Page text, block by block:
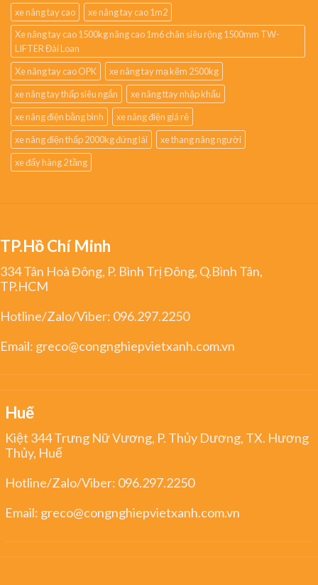
xe nâng tay cao
xe nâng tay cao 1m2
Xe nâng tay cao 1500kg nâng cao 1m6 chân siêu rộng 1500mm TW-
LIFTER Đài Loan
Xe nâng tay cao OPK
xe nâng tay mạ kẽm 2500kg
xe nâng tay thấp siêu ngắn
xe nâng ttay nhập khẩu
xe nâng điện bằng bình
xe nâng điện giá rẻ
xe nâng điện thấp 2000kg đứng lái
xe thang nâng người
xe đẩy hàng 2 tầng
TP.Hồ Chí Minh
334 Tân Hoà Đông, P. Bình Trị Đông, Q.Bình Tân,
TP.HCM
Hotline/Zalo/Viber: 096.297.2250
Email: greco@congnghiepvietxanh.com.vn
Huế
Kiệt 344 Trưng Nữ Vương, P. Thủy Dương, TX. Hương
Thủy, Huế
Hotline/Zalo/Viber: 096.297.2250
Email: greco@congnghiepvietxanh.com.vn